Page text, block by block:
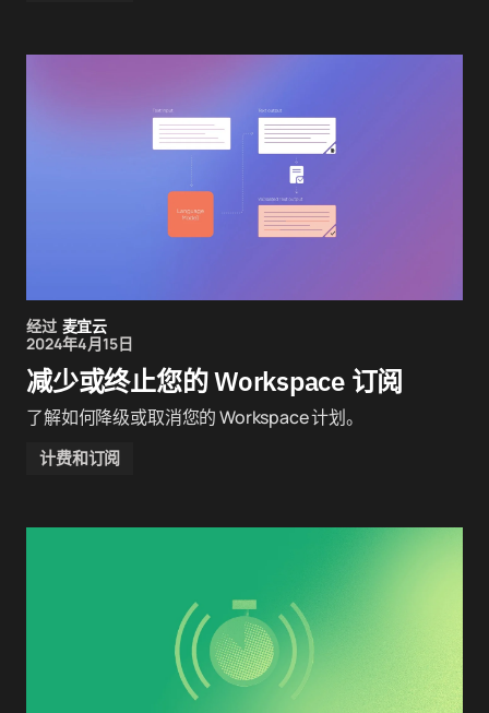
经过 麦宜云
2024年4月15日
减少或终止您的 Workspace 订阅
了解如何降级或取消您的 Workspace 计划。
计费和订阅